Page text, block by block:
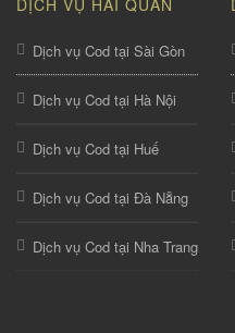
Dịch vụ Cod tại Sài Gòn
Dịch vụ Cod tại Hà Nội
Dịch vụ Cod tại Huế
Dịch vụ Cod tại Đà Nẵng
Dịch vụ Cod tại Nha Trang